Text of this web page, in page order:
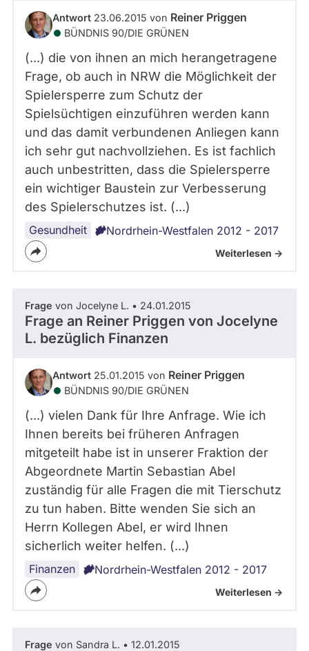
g
N
W
abgeordnetenwatch
befragt
werden.
Antwort 23.06.2015 von Reiner Priggen
BÜNDNIS 90/­DIE GRÜNEN
(...) die von ihnen an mich herangetragene
Frage, ob auch in NRW die Möglichkeit der
Spielersperre zum Schutz der
Spielsüchtigen einzuführen werden kann
und das damit verbundenen Anliegen kann
ich sehr gut nachvollziehen. Es ist fachlich
auch unbestritten, dass die Spielersperre
ein wichtiger Baustein zur Verbesserung
des Spielerschutzes ist. (...)
Gesundheit Nordrhein-Westfalen 2012 - 2017
Weiterlesen ->
Frage von Jocelyne L. • 24.01.2015
Frage an Reiner Priggen von Jocelyne
L. bezüglich Finanzen
Antwort 25.01.2015 von Reiner Priggen
BÜNDNIS 90/­DIE GRÜNEN
(...) vielen Dank für Ihre Anfrage. Wie ich
Ihnen bereits bei früheren Anfragen
mitgeteilt habe ist in unserer Fraktion der
Abgeordnete Martin Sebastian Abel
zuständig für alle Fragen die mit Tierschutz
zu tun haben. Bitte wenden Sie sich an
Herrn Kollegen Abel, er wird Ihnen
sicherlich weiter helfen. (...)
Finanzen Nordrhein-Westfalen 2012 - 2017
Weiterlesen ->
Frage von Sandra L. • 12.01.2015